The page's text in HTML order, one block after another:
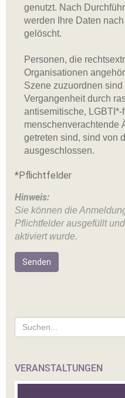
genutzt. Nach
werden Ihre Daten
gelöscht.
Personen, die
Organisationen
Szene zuzuordnen
Vergangenheit durch
antisemitische,
menschenverachtende
getreten sind, sind von
ausgeschlossen.
*Pflichtfelder
Hinweis:
Sie können die
Pflichtfelder ausgefüllt
aktiviert wurde.
Suche
nach:
VERANSTALTUNGEN